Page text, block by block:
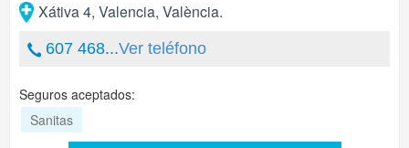
Xátiva 4, Valencia, València.
607 468...Ver teléfono
Seguros aceptados:
Sanitas